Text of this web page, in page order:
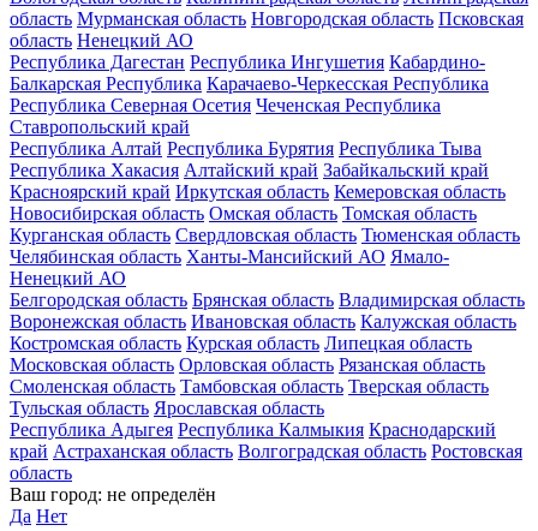
область Мурманская область Новгородская область Псковская
область Ненецкий АО
Республика Дагестан Республика Ингушетия Кабардино-
Балкарская Республика Карачаево-Черкесская Республика
Республика Северная Осетия Чеченская Республика
Ставропольский край
Республика Алтай Республика Бурятия Республика Тыва
Республика Хакасия Алтайский край Забайкальский край
Красноярский край Иркутская область Кемеровская область
Новосибирская область Омская область Томская область
Курганская область Свердловская область Тюменская область
Челябинская область Ханты-Мансийский АО Ямало-
Ненецкий АО
Белгородская область Брянская область Владимирская область
Воронежская область Ивановская область Калужская область
Костромская область Курская область Липецкая область
Московская область Орловская область Рязанская область
Смоленская область Тамбовская область Тверская область
Тульская область Ярославская область
Республика Адыгея Республика Калмыкия Краснодарский
край Астраханская область Волгоградская область Ростовская
область
Ваш город: не определён
Да Нет